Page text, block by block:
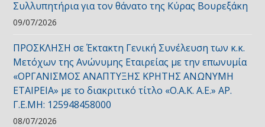
Συλλυπητήρια για τον θάνατο της Κύρας Βουρεξάκη
09/07/2026
ΠΡΟΣΚΛΗΣΗ σε Έκτακτη Γενική Συνέλευση των κ.κ.
Μετόχων της Ανώνυμης Εταιρείας με την επωνυμία
«ΟΡΓΑΝΙΣΜΟΣ ΑΝΑΠΤΥΞΗΣ ΚΡΗΤΗΣ ΑΝΩΝΥΜΗ
ΕΤΑΙΡΕΙΑ» με το διακριτικό τίτλο «Ο.Α.Κ. Α.Ε.» ΑΡ.
Γ.Ε.ΜΗ: 125948458000
08/07/2026